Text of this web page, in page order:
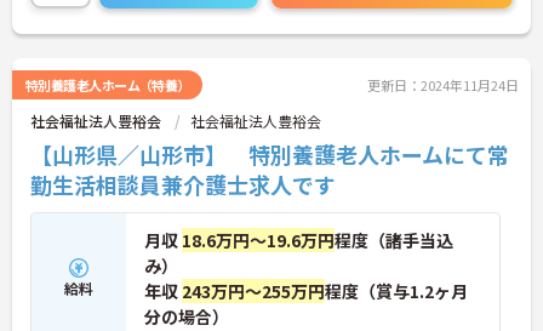
特別養護老人ホーム（特養） 更新日：2024年11月24日
社会福祉法人豊裕会 社会福祉法人豊裕会
【山形県／山形市】 特別養護老人ホームにて常
勤生活相談員兼介護士求人です
給料
月収 18.6万円～19.6万円程度（諸手当込
み）
年収 243万円～255万円程度（賞与1.2ヶ月
分の場合）